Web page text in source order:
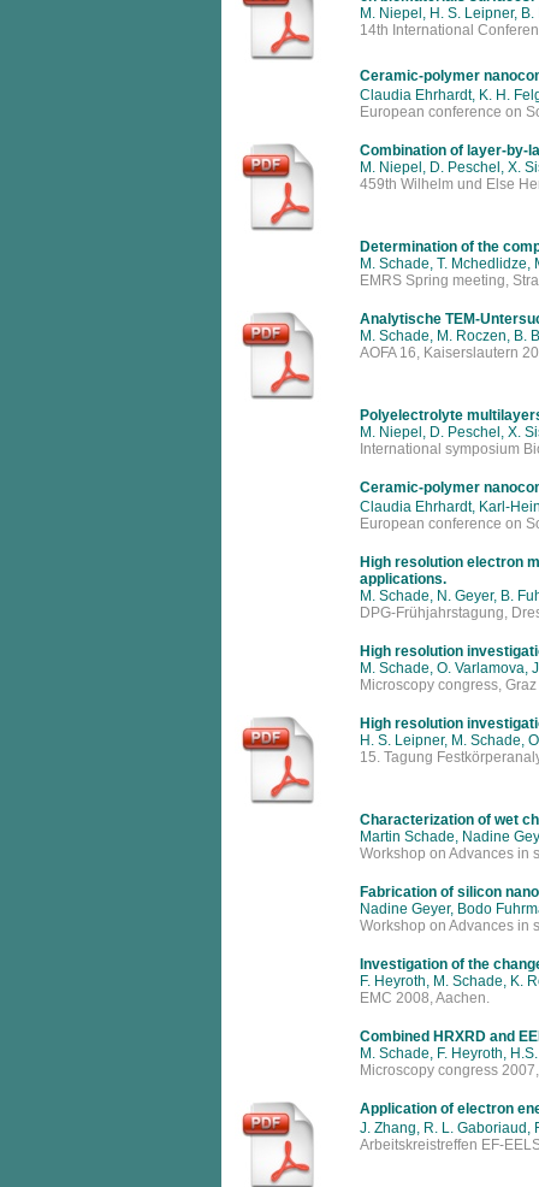
M. Niepel, H. S. Leipner,
14th International
Ceramic-polymer
Claudia Ehrhardt, K. H.
European conference on
Combination of layer-by-
M. Niepel, D. Peschel, X.
459th Wilhelm und Else
Determination of the
M. Schade, T. Mchedlidze,
EMRS Spring meeting,
Analytische TEM-
M. Schade, M. Roczen, B.
AOFA 16, Kaiserslautern
Polyelectrolyte
M. Niepel, D. Peschel, X.
International symposium
Ceramic-polymer
Claudia Ehrhardt, Karl-
European conference on
High resolution electron
applications.
M. Schade, N. Geyer, B.
DPG-Frühjahrstagung,
High resolution
M. Schade, O. Varlamova,
Microscopy congress,
High resolution
H. S. Leipner, M. Schade,
15. Tagung
Characterization of wet
Martin Schade, Nadine
Workshop on Advances in
Fabrication of silicon
Nadine Geyer, Bodo
Workshop on Advances in
Investigation of the
F. Heyroth, M. Schade, K.
EMC 2008, Aachen.
Combined HRXRD and
M. Schade, F. Heyroth,
Microscopy congress
Application of electron
J. Zhang, R. L. Gaboriaud,
Arbeitskreistreffen EF-